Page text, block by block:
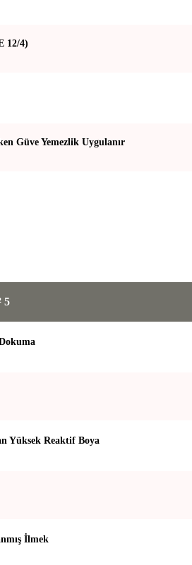
12/4)
Güve Yemezlik Uygulanır
5
Yüksek Reaktif Boya
İlmek